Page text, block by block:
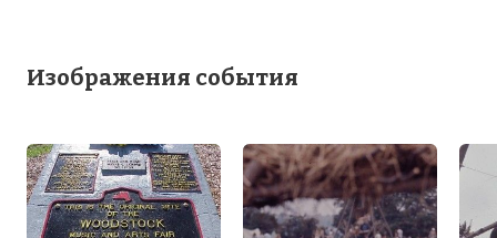
Изображения события